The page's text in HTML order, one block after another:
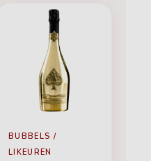
BUBBELS /
LIKEUREN